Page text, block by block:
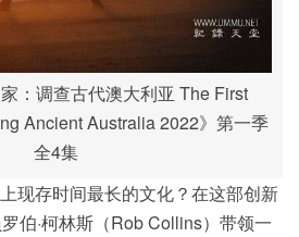
家：调查古代澳大利亚 The First
Ancient Australia 2022》第一季
全4集
现存时间最长的文化？在这部创新
伯·柯林斯（Rob Collins）带领一